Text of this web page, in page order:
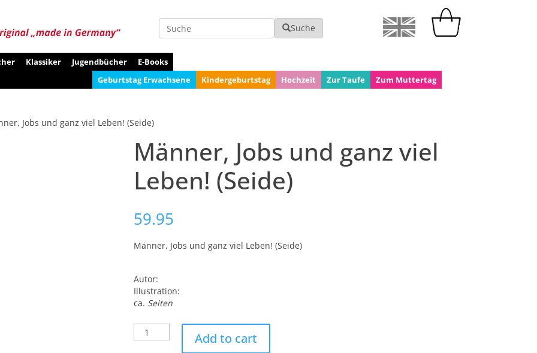
Suche Suche
Klassiker Jugendbücher
E-Books
Geburtstag Erwachsene Kindergeburtstag Hochzeit Zur Taufe
Zum Muttertag
Jobs und ganz viel Leben! (Seide)
Männer, Jobs und ganz viel
Leben! (Seide)
59.95
Männer, Jobs und ganz viel Leben! (Seide)
Autor:
Illustration:
ca. Seiten
Männer,
Jobs
Add to cart